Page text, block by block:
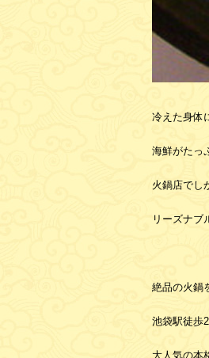
冷えた身体
海鮮がたっ
火鍋店でし
リーズナブ
絶品の火鍋
池袋駅徒歩
大人気の本